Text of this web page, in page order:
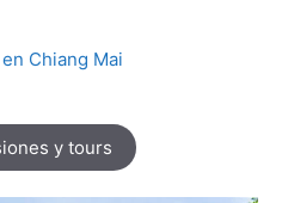
Chiang Mai
y tours